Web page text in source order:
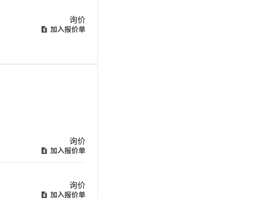
询价
加入报价单
询价
加入报价单
询价
加入报价单